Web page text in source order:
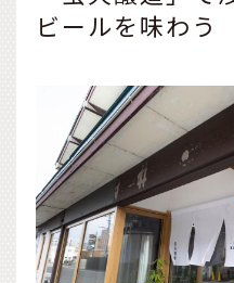
ビールを味わう